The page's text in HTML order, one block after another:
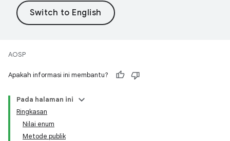
AOSP
Apakah informasi ini membantu?
Pada halaman ini
Ringkasan
Nilai enum
Metode publik